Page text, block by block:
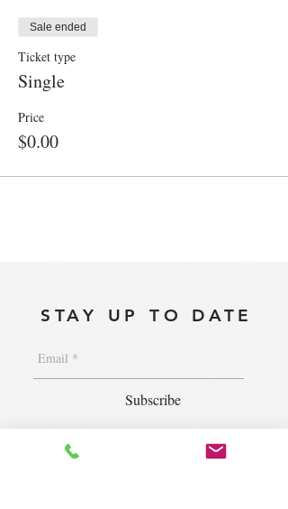
Sale ended
Ticket type
Single
Price
$0.00
STAY UP TO DATE
Subscribe